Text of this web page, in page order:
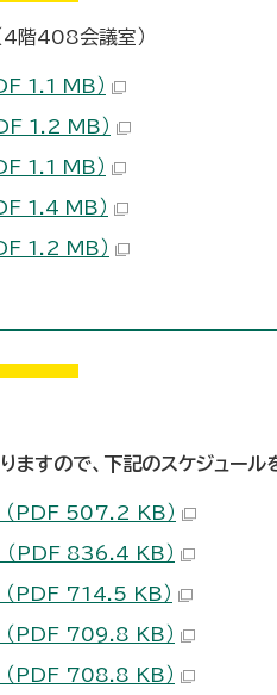
4階408会議室）
1.1 MB）
1.2 MB）
1.1 MB）
1.4 MB）
1.2 MB）
ますので、下記のスケジュール
（PDF 507.2 KB）
（PDF 836.4 KB）
（PDF 714.5 KB）
（PDF 709.8 KB）
（PDF 708.8 KB）